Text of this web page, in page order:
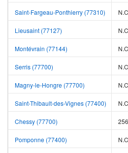
Saint-Fargeau-Ponthierry (77310)
Lieusaint (77127)
Montévrain (77144)
Serris (77700)
Magny-le-Hongre (77700)
Saint-Thibault-des-Vignes (77400)
Chessy (77700)
Pomponne (77400)